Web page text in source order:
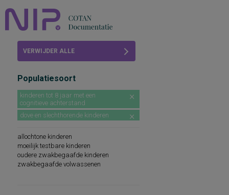
Abonneren
VERWIJDER ALLE
Populatiesoort
kinderen tot 8 jaar met een
cognitieve achterstand
dove en slechthorende kinderen
allochtone kinderen
moeilijk testbare kinderen
oudere zwakbegaafde kinderen
zwakbegaafde volwassenen